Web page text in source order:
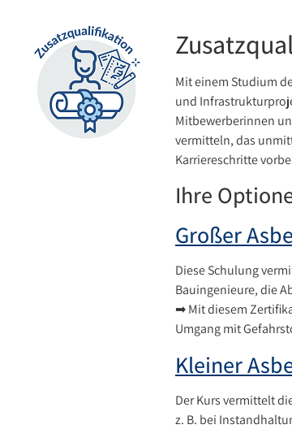
Mit einem Studium
und
Mitbewerberinnen
vermitteln, das
Karriereschritte
Ihre
Großer
Diese Schulung
Bauingenieure, die
➡ Mit diesem
Umgang mit
Kleiner
Der Kurs vermittelt
z. B. bei